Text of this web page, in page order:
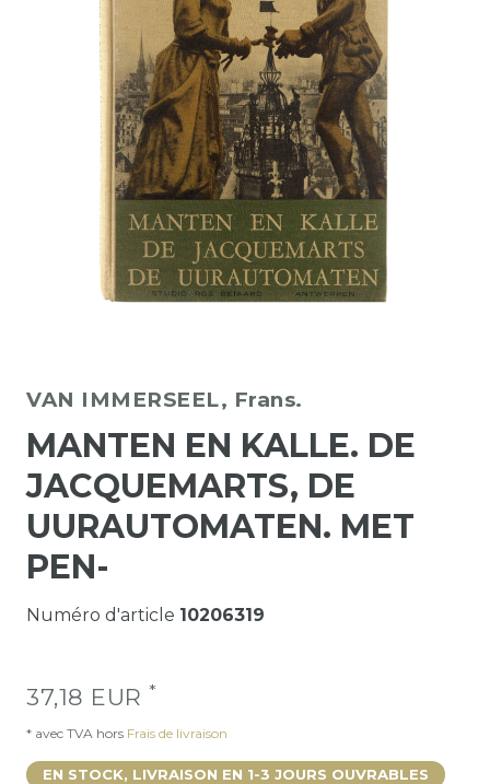
VAN IMMERSEEL, Frans.
MANTEN EN KALLE. DE
JACQUEMARTS, DE
UURAUTOMATEN. MET
PEN-
Numéro d'article 10206319
37,18 EUR *
* avec TVA hors Frais de livraison
EN STOCK, LIVRAISON EN 1-3 JOURS OUVRABLES